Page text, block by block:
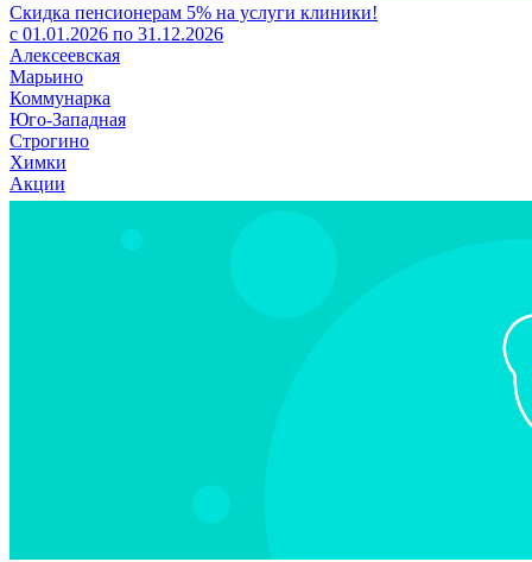
Скидка пенсионерам 5% на услуги клиники!
с 01.01.2026 по 31.12.2026
Алексеевская
Марьино
Коммунарка
Юго-Западная
Строгино
Химки
Акции